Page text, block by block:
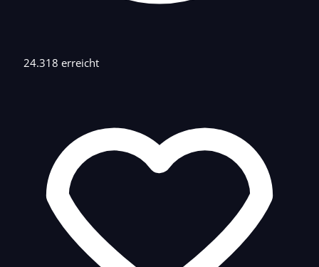
24.318 erreicht